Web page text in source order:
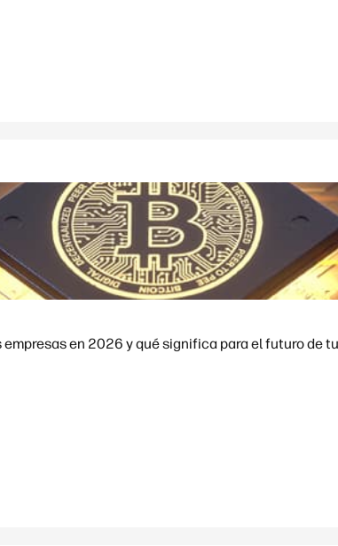
en 2026 y qué significa para el futuro de